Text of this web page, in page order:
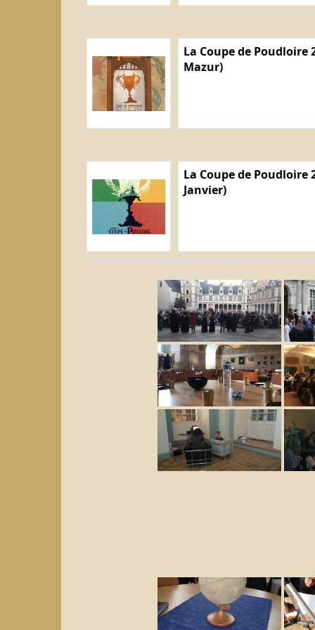
La Coupe de Poudloire
Mazur)
La Coupe de Poudloire
Janvier)